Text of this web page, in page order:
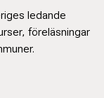
ledande
föreläsningar